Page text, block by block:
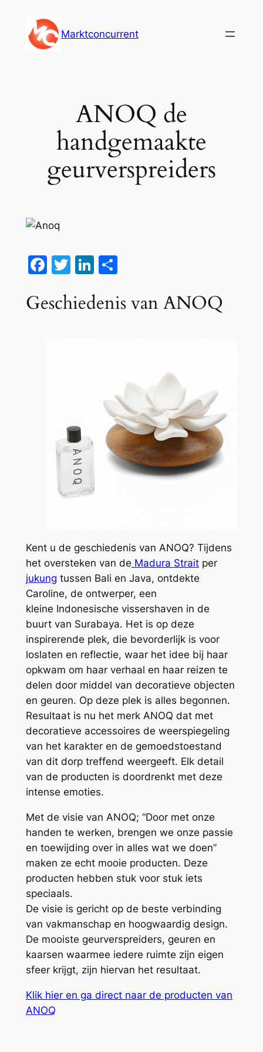
Marktconcurrent
ANOQ de
handgemaakte
geurverspreiders
Facebook
Twitter
LinkedIn
Delen
Geschiedenis van ANOQ
Kent u de geschiedenis van ANOQ? Tijdens
het oversteken van de Madura Straitper
jukung tussen Bali en Java, ontdekte
Caroline, de ontwerper, een
kleine Indonesische vissershaven in de
buurt van Surabaya. Het is op deze
inspirerende plek, die bevorderlijk is voor
loslaten en reflectie, waar het idee bij haar
opkwam om haar verhaal en haar reizen te
delen door middel van decoratieve objecten
en geuren. Op deze plek is alles begonnen.
Resultaat is nu het merk ANOQ dat met
decoratieve accessoires de weerspiegeling
van het karakter en de gemoedstoestand
van dit dorp treffend weergeeft. Elk detail
van de producten is doordrenkt met deze
intense emoties.
Met de visie van ANOQ; “Door met onze
handen te werken, brengen we onze passie
en toewijding over in alles wat we doen”
maken ze echt mooie producten. Deze
producten hebben stuk voor stuk iets
speciaals.
De visie is gericht op de beste verbinding
van vakmanschap en hoogwaardig design.
De mooiste geurverspreiders, geuren en
kaarsen waarmee iedere ruimte zijn eigen
sfeer krijgt, zijn hiervan het resultaat.
Klik hier en ga direct naar de producten van
ANOQ